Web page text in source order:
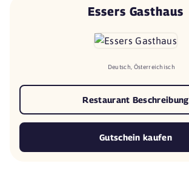
Essers Gasthaus
Deutsch, Österreichisch
Restaurant Beschreibung
Gutschein kaufen